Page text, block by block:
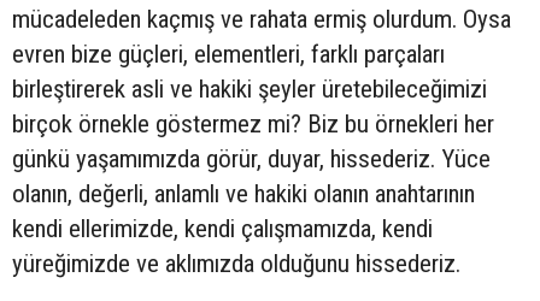
mücadeleden kaçmış ve rahata ermiş olurdum. Oysa
evren bize güçleri, elementleri, farklı parçaları
birleştirerek asli ve hakiki şeyler üretebileceğimizi
birçok örnekle göstermez mi? Biz bu örnekleri her
günkü yaşamımızda görür, duyar, hissederiz. Yüce
olanın, değerli, anlamlı ve hakiki olanın anahtarının
kendi ellerimizde, kendi çalışmamızda, kendi
yüreğimizde ve aklımızda olduğunu hissederiz.